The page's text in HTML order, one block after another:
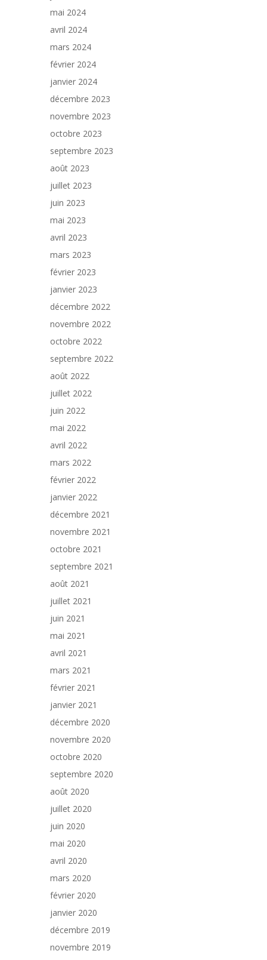
mai 2024
avril 2024
mars 2024
février 2024
janvier 2024
décembre 2023
novembre 2023
octobre 2023
septembre 2023
août 2023
juillet 2023
juin 2023
mai 2023
avril 2023
mars 2023
février 2023
janvier 2023
décembre 2022
novembre 2022
octobre 2022
septembre 2022
août 2022
juillet 2022
juin 2022
mai 2022
avril 2022
mars 2022
février 2022
janvier 2022
décembre 2021
novembre 2021
octobre 2021
septembre 2021
août 2021
juillet 2021
juin 2021
mai 2021
avril 2021
mars 2021
février 2021
janvier 2021
décembre 2020
novembre 2020
octobre 2020
septembre 2020
août 2020
juillet 2020
juin 2020
mai 2020
avril 2020
mars 2020
février 2020
janvier 2020
décembre 2019
novembre 2019